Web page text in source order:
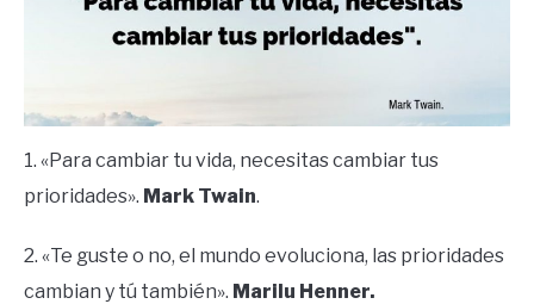
1. «Para cambiar tu vida, necesitas cambiar tus
prioridades». Mark Twain.
2. «Te guste o no, el mundo evoluciona, las prioridades
cambian y tú también». Marilu Henner.